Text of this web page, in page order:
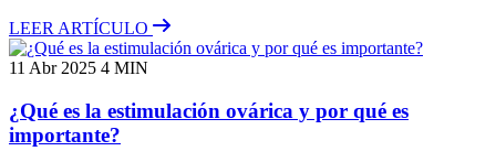
LEER ARTÍCULO
11 Abr 2025 4 MIN
¿Qué es la estimulación ovárica y por qué es
importante?